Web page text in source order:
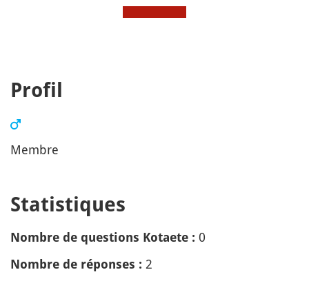
Profil
Membre
Statistiques
Nombre de questions Kotaete : 0
Nombre de réponses : 2